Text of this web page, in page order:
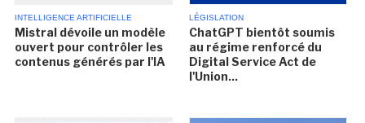
INTELLIGENCE ARTIFICIELLE
Mistral dévoile un modèle
ouvert pour contrôler les
contenus générés par l'IA
LÉGISLATION
ChatGPT bientôt soumis
au régime renforcé du
Digital Service Act de
l'Union...